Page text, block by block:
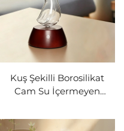
Kuş Şekilli Borosilikat
Cam Su İçermeyen
Koyu Ceviz Ağacı Tabanlı